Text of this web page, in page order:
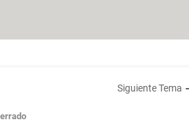
Siguiente Tema